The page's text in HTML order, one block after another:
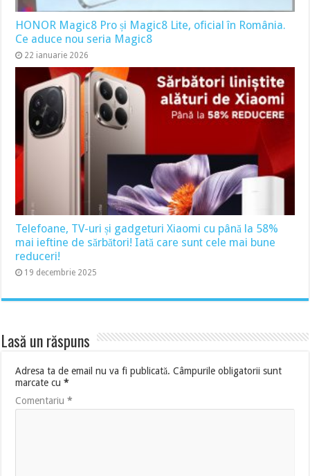
HONOR Magic8 Pro și Magic8 Lite, oficial în România.
Ce aduce nou seria Magic8
22 ianuarie 2026
Telefoane, TV-uri și gadgeturi Xiaomi cu până la 58%
mai ieftine de sărbători! Iată care sunt cele mai bune
reduceri!
19 decembrie 2025
Lasă un răspuns
Adresa ta de email nu va fi publicată. Câmpurile obligatorii sunt
marcate cu*
Comentariu*